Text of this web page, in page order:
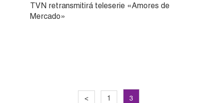
TVN retransmitirá teleserie «Amores de
Mercado»
< 1 3